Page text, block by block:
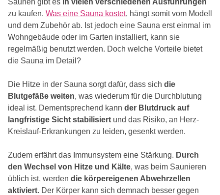
Saunen gibt es in vielen verschiedenen Ausführungen
zu kaufen. Was eine Sauna kostet, hängt somit vom Modell
und dem Zubehör ab. Ist jedoch eine Sauna erst einmal im
Wohngebäude oder im Garten installiert, kann sie
regelmäßig benutzt werden. Doch welche Vorteile bietet
die Sauna im Detail?
Die Hitze in der Sauna sorgt dafür, dass sich die
Blutgefäße weiten, was wiederum für die Durchblutung
ideal ist. Dementsprechend kann der Blutdruck auf
langfristige Sicht stabilisiert und das Risiko, an Herz-
Kreislauf-Erkrankungen zu leiden, gesenkt werden.
Zudem erfährt das Immunsystem eine Stärkung. Durch
den Wechsel von Hitze und Kälte, was beim Saunieren
üblich ist, werden die körpereigenen Abwehrzellen
aktiviert. Der Körper kann sich demnach besser gegen